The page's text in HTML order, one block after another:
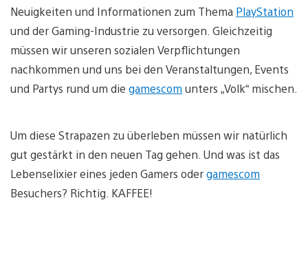
Neuigkeiten und Informationen zum Thema PlayStation
und der Gaming-Industrie zu versorgen. Gleichzeitig
müssen wir unseren sozialen Verpflichtungen
nachkommen und uns bei den Veranstaltungen, Events
und Partys rund um die gamescom unters „Volk“ mischen.
Um diese Strapazen zu überleben müssen wir natürlich
gut gestärkt in den neuen Tag gehen. Und was ist das
Lebenselixier eines jeden Gamers odergamescom
Besuchers? Richtig. KAFFEE!